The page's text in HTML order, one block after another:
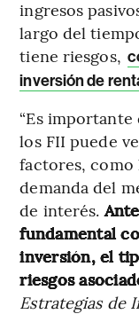
ingresos
largo del
tiene riesgos,
inversión de
“Es
los FII puede
factores, como
demanda del
de interés.
fundamental
inversión, el
riesgos
Estrategias de